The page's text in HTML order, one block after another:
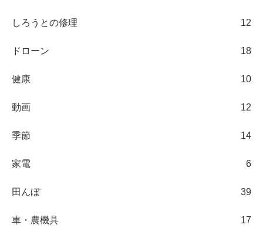
しろうとの修理 12
ドローン 18
健康 10
動画 12
季節 14
家電 6
田んぼ 39
車・農機具 17